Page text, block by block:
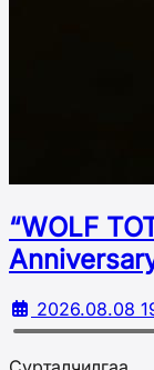
“WOLF
2026.08.08